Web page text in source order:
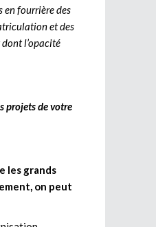
en fourrière des
et des
l’opacité
projets de votre
les grands
on peut